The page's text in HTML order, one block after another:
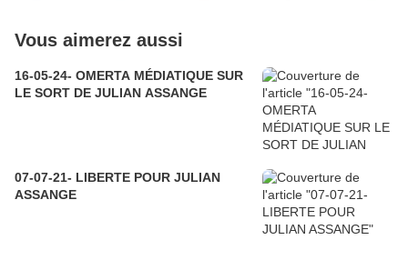
Vous aimerez aussi
16-05-24- OMERTA MÉDIATIQUE SUR
LE SORT DE JULIAN ASSANGE
07-07-21- LIBERTE POUR JULIAN
ASSANGE